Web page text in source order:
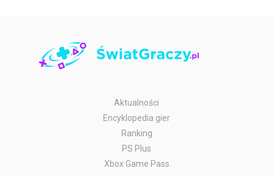
Aktualności
Encyklopedia gier
Ranking
PS Plus
Xbox Game Pass